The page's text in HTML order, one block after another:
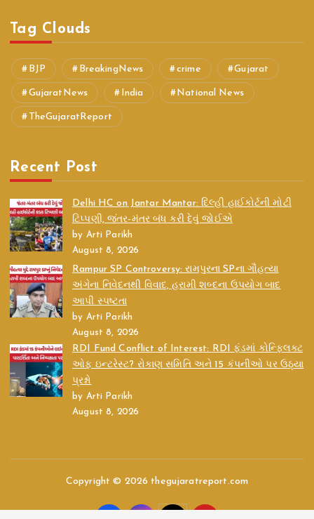
Tag Clouds
BJP BreakingNews crime Gujarat
GujaratNews India National News
TheGujaratReport
Recent Post
Delhi HC on Jantar Mantar: દિલ્હી હાઈકોર્ટની મોટી
ટિપ્પણી, જંતર-મંતર બંધ કરી દેવું જોઈએ
by Arti Parikh
August 8, 2026
Rampur SP Controversy: રામપુરના SPના ગૌહત્યા
અંગેના નિવેદનથી વિવાદ, હરામી શબ્દના ઉપયોગ બાદ
આપી સ્પષ્ટતા
by Arti Parikh
August 8, 2026
RDI Fund Conflict of Interest: RDI ફંડમાં કોન્ફ્લિક્ટ
ઓફ ઇન્ટરેસ્ટ? રોકાણ સમિતિ અને 15 કંપનીઓ પર ઉઠ્યા
પ્રશ્નો
by Arti Parikh
August 8, 2026
Copyright © 2026 thegujaratreport.com